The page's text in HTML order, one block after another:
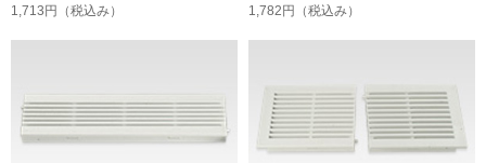
1,713円 （税込み） 1,782円 （税込み）